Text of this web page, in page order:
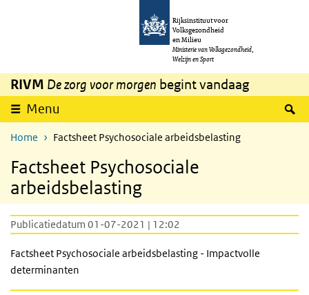
Overslaan en naar de inhoud gaan
Rijksinstituut voor
Volksgezondheid
en Milieu
Ministerie van Volksgezondheid,
Welzijn en Sport
RIVM De zorg voor morgen begint vandaag
Menu
Home Factsheet Psychosociale arbeidsbelasting
Factsheet Psychosociale
arbeidsbelasting
Publicatiedatum 01-07-2021 | 12:02
Factsheet Psychosociale arbeidsbelasting - Impactvolle
determinanten